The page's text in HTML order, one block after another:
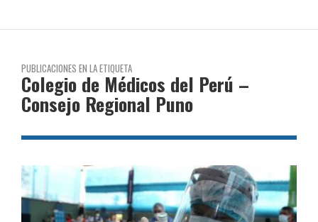
PUBLICACIONES EN LA ETIQUETA
Colegio de Médicos del Perú –
Consejo Regional Puno